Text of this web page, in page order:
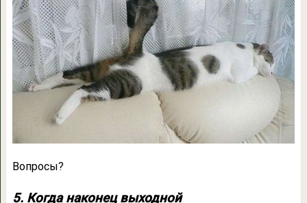
Вопросы?
5. Когда наконец выходной